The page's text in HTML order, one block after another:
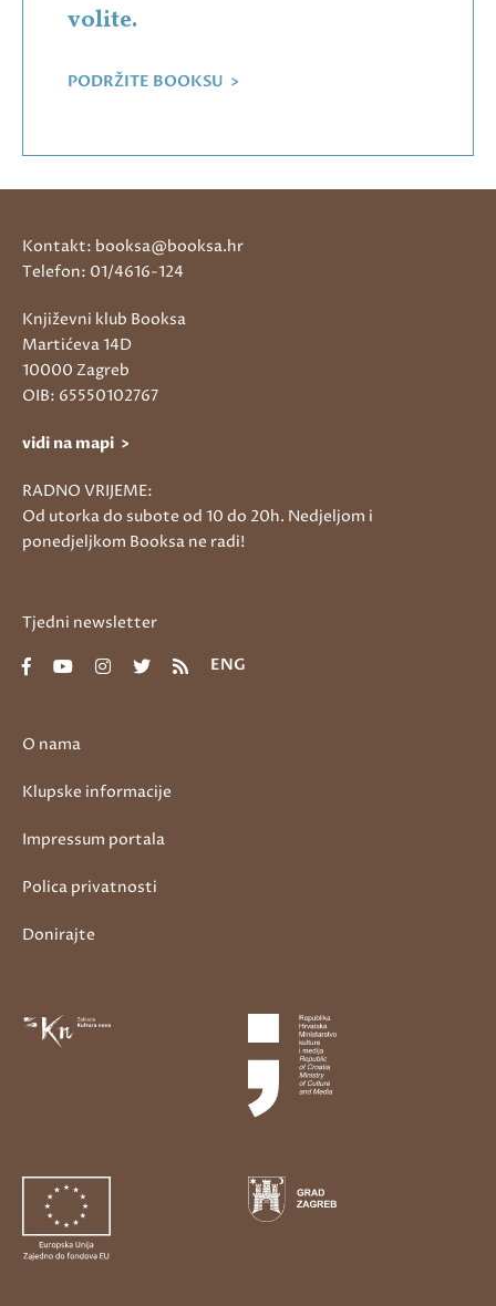
volite.
PODRŽITE BOOKSU >
O nama
Klupske informacije
Impressum portala
Polica privatnosti
Donirajte
Kontakt: booksa@booksa.hr
Telefon: 01/4616-124
Književni klub Booksa
Martićeva 14D
10000 Zagreb
OIB: 65550102767
vidi na mapi >
RADNO VRIJEME:
Od utorka do subote od 10 do 20h. Nedjeljom i
ponedjeljkom Booksa ne radi!
Tjedni newsletter
ENG